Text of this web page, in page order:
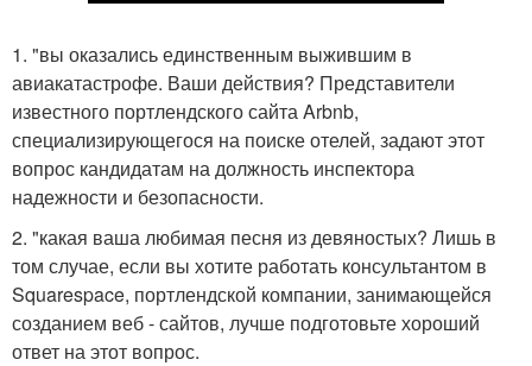
1. "вы оказались единственным выжившим в
авиакатастрофе. Ваши действия? Представители
известного портлендского сайта Arbnb,
специализирующегося на поиске отелей, задают этот
вопрос кандидатам на должность инспектора
надежности и безопасности.
2. "какая ваша любимая песня из девяностых? Лишь в
том случае, если вы хотите работать консультантом в
Squarespace, портлендской компании, занимающейся
созданием веб - сайтов, лучше подготовьте хороший
ответ на этот вопрос.